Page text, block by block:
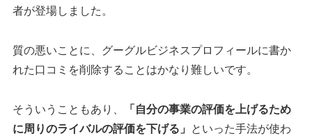
者が登場しました。
質の悪いことに、グーグルビジネスプロフィールに書か
れた口コミを削除することはかなり難しいです。
そういうこともあり、
「自分の事業の評価を上げるため
に周りのライバルの評価を下げる」
といった手法が使わ